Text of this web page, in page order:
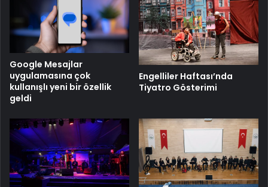
Google Mesajlar
uygulamasına çok
kullanışlı yeni bir özellik
geldi
Engelliler Haftası’nda
Tiyatro Gösterimi